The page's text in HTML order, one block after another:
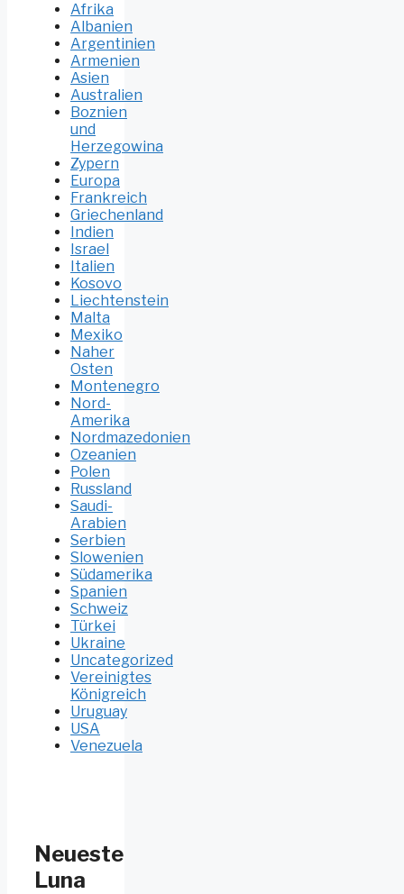
Afrika
Albanien
Argentinien
Armenien
Asien
Australien
Boznien
und
Herzegowina
Zypern
Europa
Frankreich
Griechenland
Indien
Israel
Italien
Kosovo
Liechtenstein
Malta
Mexiko
Naher
Osten
Montenegro
Nord-
Amerika
Nordmazedonien
Ozeanien
Polen
Russland
Saudi-
Arabien
Serbien
Slowenien
Südamerika
Spanien
Schweiz
Türkei
Ukraine
Uncategorized
Vereinigtes
Königreich
Uruguay
USA
Venezuela
Neueste
Luna